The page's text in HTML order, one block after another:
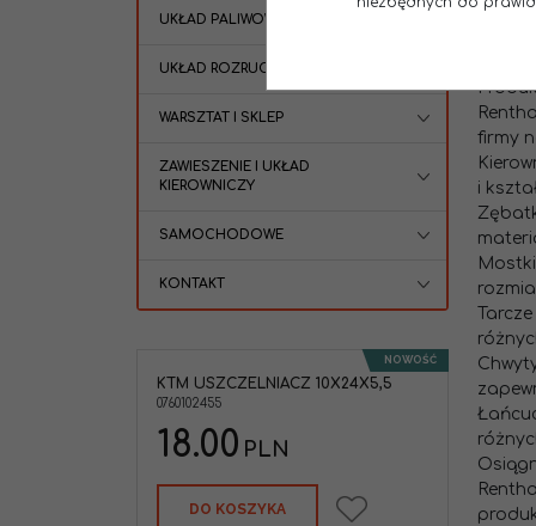
firmy
i
UKŁAD PALIWOWY
UKŁAD ROZRUCHOWY
WARSZTAT I SKLEP
ZAWIESZENIE I UKŁAD
KIEROWNICZY
SAMOCHODOWE
KONTAKT
NOWOŚĆ
KTM USZCZELNIACZ 10X24X5,5
0760102455
18.00 PLN
DO KOSZYKA